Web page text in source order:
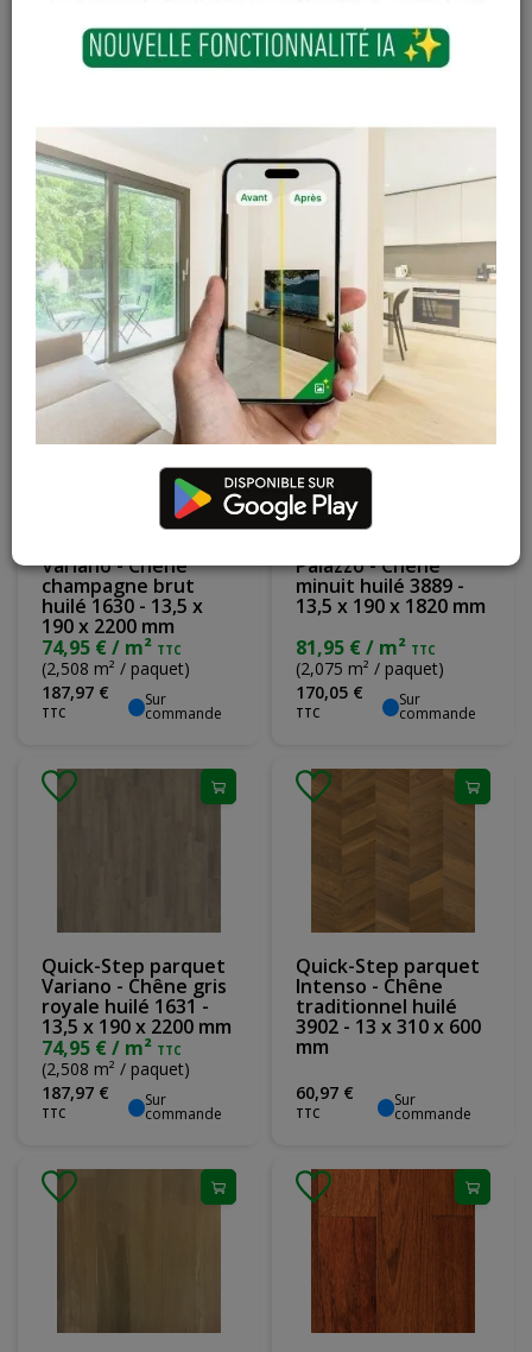
Palazzo - Chêne
héritage naturel
mat 1338 - 13,5 x 190
x 1820 mm
92,95 € / m² TTC
(2,075 m² / paquet)
192,87€
TTC
Sur
commande
Massimo - Chêne
huilé extra mat 3564
- 13,5 x 260 x 2200
mm
123,95 € / m²
(2,496 m² / paquet)
309, 38
TTC
Sur
commande
Variano - Chêne
champagne brut
huilé 1630 - 13,5 x
190 x 2200 mm
74,95 € / m² TTC
(2,508 m² / paquet)
187,97 €
TTC
Sur
commande
Palazzo - Chêne
minuit huilé 3889 -
13,5 x 190 x 1820 mm
81,95 € / m² TTC
(2,075 m² / paquet)
170,05 €
TTC
Sur
commande
Quick-Step parquet
Variano - Chêne gris
royale huilé 1631 -
13,5 x 190 x 2200 mm
74,95 € / m² TTC
(2,508 m² / paquet)
187,97 €
TTC
Sur
commande
Quick-Step parquet
Intenso - Chêne
traditionnel huilé
3902 - 13 x 310 x 600
mm
60,97 €
TTC
Sur
commande